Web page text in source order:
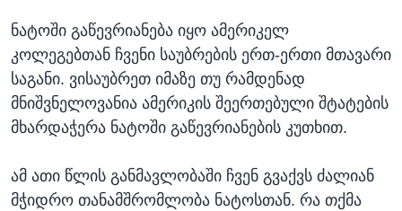
ნატოში გაწევრიანება იყო ამერიკელ
კოლეგებთან ჩვენი საუბრების ერთ-ერთი მთავარი
საგანი. ვისაუბრეთ იმაზე თუ რამდენად
მნიშვნელოვანია ამერიკის შეერთებული შტატების
მხარდაჭერა ნატოში გაწევრიანების კუთხით.
ამ ათი წლის განმავლობაში ჩვენ გვაქვს ძალიან
მჭიდრო თანამშრომლობა ნატოსთან. რა თქმა